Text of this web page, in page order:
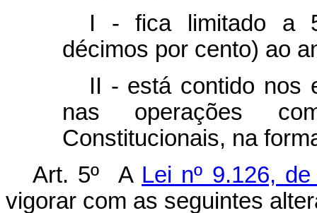
I - fica limitado a
décimos por cento) ao
II - está contido nos
nas operações
Constitucionais, na
Art. 5º A Lei nº 9.126,
vigorar com as seguintes